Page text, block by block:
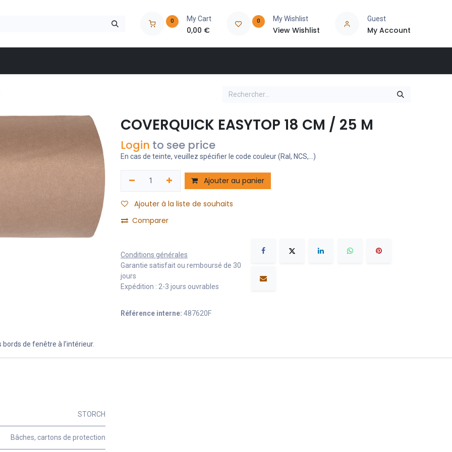
0 My Cart
0,00 €
0 My Wishlist
View Wishlist
Guest
My Account
COVERQUICK EASYTOP 18 CM / 25 M
Login to see price
En cas de teinte, veuillez spécifier le code couleur (Ral, NCS,...)
Ajouter au panier
Ajouter à la liste de souhaits
Comparer
Conditions générales
Garantie satisfait ou remboursé de 30
jours
Expédition : 2-3 jours ouvrables
Référence interne: 487620F
de fenêtre à l’intérieur.
STORCH
Bâches, cartons de protection